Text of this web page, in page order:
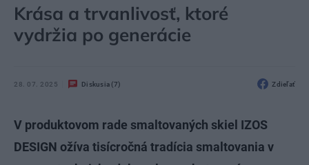
Krása a trvanlivosť, ktoré
vydržia po generácie
28. 07. 2025 Diskusia (7) Zdieľať
V produktovom rade smaltovaných skiel IZOS
DESIGN ožíva tisícročná tradícia smaltovania v